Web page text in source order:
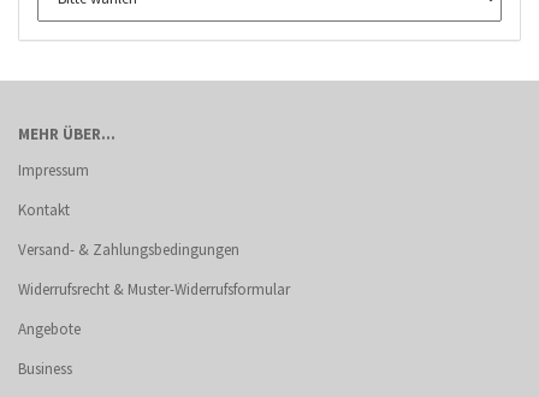
MEHR ÜBER...
Impressum
Kontakt
Versand- & Zahlungsbedingungen
Widerrufsrecht & Muster-Widerrufsformular
Angebote
Business